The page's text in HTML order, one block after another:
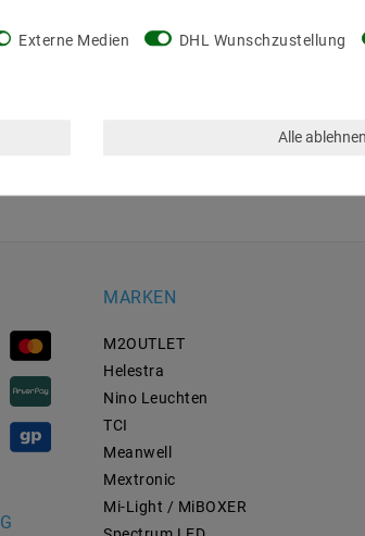
MARKEN
M2OUTLET
Helestra
Nino Leuchten
TCI
Meanwell
Mextronic
Mi-Light / MiBOXER
Externe Medien DHL Wunschzustellung
Alle ablehnen